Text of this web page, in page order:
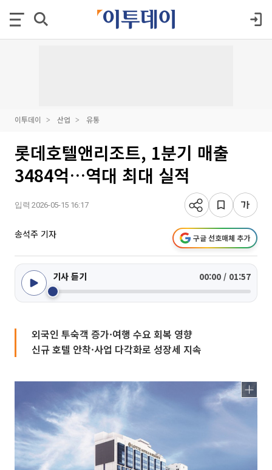
이투데이 산업 유통
롯데호텔앤리조트, 1분기 매출
3484억…역대 최대 실적
입력 2026-05-15 16:17
송석주 기자 구글 선호매체 추가
기사 듣기 00:00 / 01:57
외국인 투숙객 증가·여행 수요 회복 영향
신규 호텔 안착·사업 다각화로 성장세 지속